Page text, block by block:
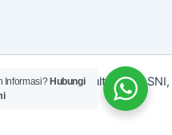
Jasa Konsultan ISO, SNI,
Merek]
Informasi? Hubungi